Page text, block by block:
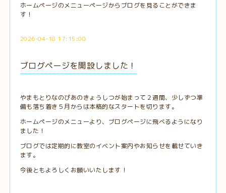
ホームページのメニューページからブログを見ることができま
す！
2026-04-18 17:15:00
ブログページを開設しました！
やまもとりなのぴあのきょうしつが始まって２週間、少しずつ準
備も落ち着き５月からは本格的なスタートを切ります。
ホームページのメニューより、ブログページに飛べるようになり
ました！
ブログでは定期的に教室のイベント案内やお知らせを載せていき
ます。
今後ともよろしくお願いいたします！